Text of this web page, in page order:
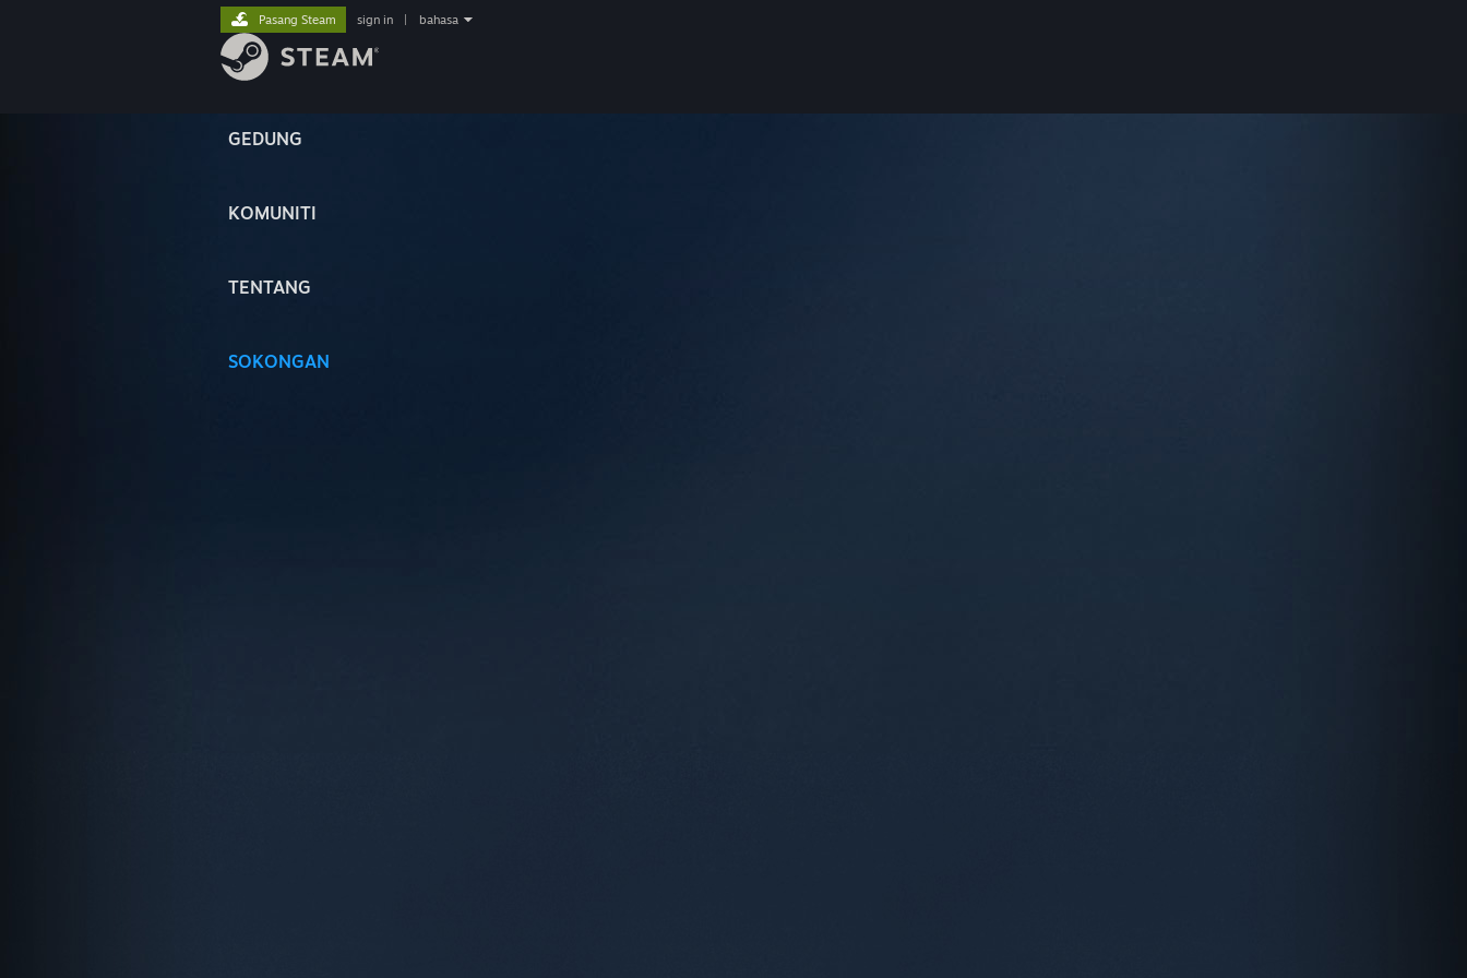
GEDUNG
KOMUNITI
TENTANG
SOKONGAN
Pasang Steam sign in bahasa